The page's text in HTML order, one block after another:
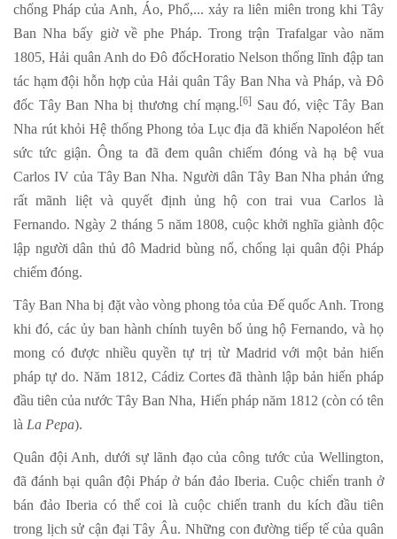
chống Pháp của Anh, Áo, Phổ,... xảy ra liên miên trong khi Tây
Ban Nha bấy giờ về phe Pháp. Trong trận Trafalgar vào năm
1805, Hải quân Anh do Đô đốcHoratio Nelson thống lĩnh đập tan
tác hạm đội hỗn hợp của Hải quân Tây Ban Nha và Pháp, và Đô
đốc Tây Ban Nha bị thương chí mạng. [6]
Sau đó, việc Tây Ban
Nha rút khỏi Hệ thống Phong tỏa Lục địa đã khiến Napoléon hết
sức tức giận. Ông ta đã đem quân chiếm đóng và hạ bệ vua
Carlos IV của Tây Ban Nha. Người dân Tây Ban Nha phản ứng
rất mãnh liệt và quyết định ủng hộ con trai vua Carlos là
Fernando. Ngày 2 tháng 5 năm 1808, cuộc khởi nghĩa giành độc
lập người dân thủ đô Madrid bùng nổ, chống lại quân đội Pháp
chiếm đóng.
Tây Ban Nha bị đặt vào vòng phong tỏa của Đế quốc Anh. Trong
khi đó, các ủy ban hành chính tuyên bố ủng hộ Fernando, và họ
mong có được nhiều quyền tự trị từ Madrid với một bản hiến
pháp tự do. Năm 1812, Cádiz Cortes đã thành lập bản hiến pháp
đầu tiên của nước Tây Ban Nha, Hiến pháp năm 1812 (còn có tên
là La Pepa).
Quân đội Anh, dưới sự lãnh đạo của công tước của Wellington,
đã đánh bại quân đội Pháp ở bán đảo Iberia. Cuộc chiến tranh ở
bán đảo Iberia có thể coi là cuộc chiến tranh du kích đầu tiên
trong lịch sử cận đại Tây Âu. Những con đường tiếp tế của quân